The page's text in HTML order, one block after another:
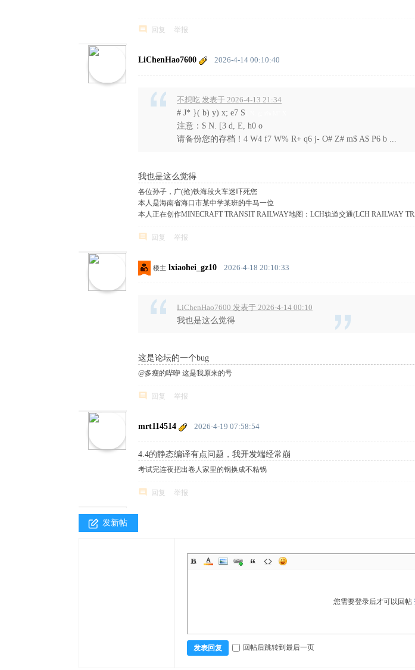
回复 举报
LiChenHao7600 2026-4-14 00:10:40
不想吃 发表于 2026-4-13 21:34
# J* }( b) y) x; e7 S
注意：$ N. [3 d, E, h0 o
请备份您的存档！4 W4 f7 W% R+ q6 j- O# Z# m$ A$ P6 b ...
我也是这么觉得
各位孙子，广(抢)铁海段火车迷吓死您
本人是海南省海口市某中学某班的牛马一位
本人正在创作MINECRAFT TRANSIT RAILWAY地图：LCH轨道交通(LCH RAILWAY
回复 举报
楼主 lxiaohei_gz10 2026-4-18 20:10:33
LiChenHao7600 发表于 2026-4-14 00:10
我也是这么觉得
这是论坛的一个bug
@多瘦的哔咿 这是我原来的号
回复 举报
mrt114514 2026-4-19 07:58:54
4.4的静态编译有点问题，我开发端经常崩
考试完连夜把出卷人家里的锅换成不粘锅
回复 举报
发新帖
您需要登录后才可以回帖
发表回复 回帖后跳转到最后一页